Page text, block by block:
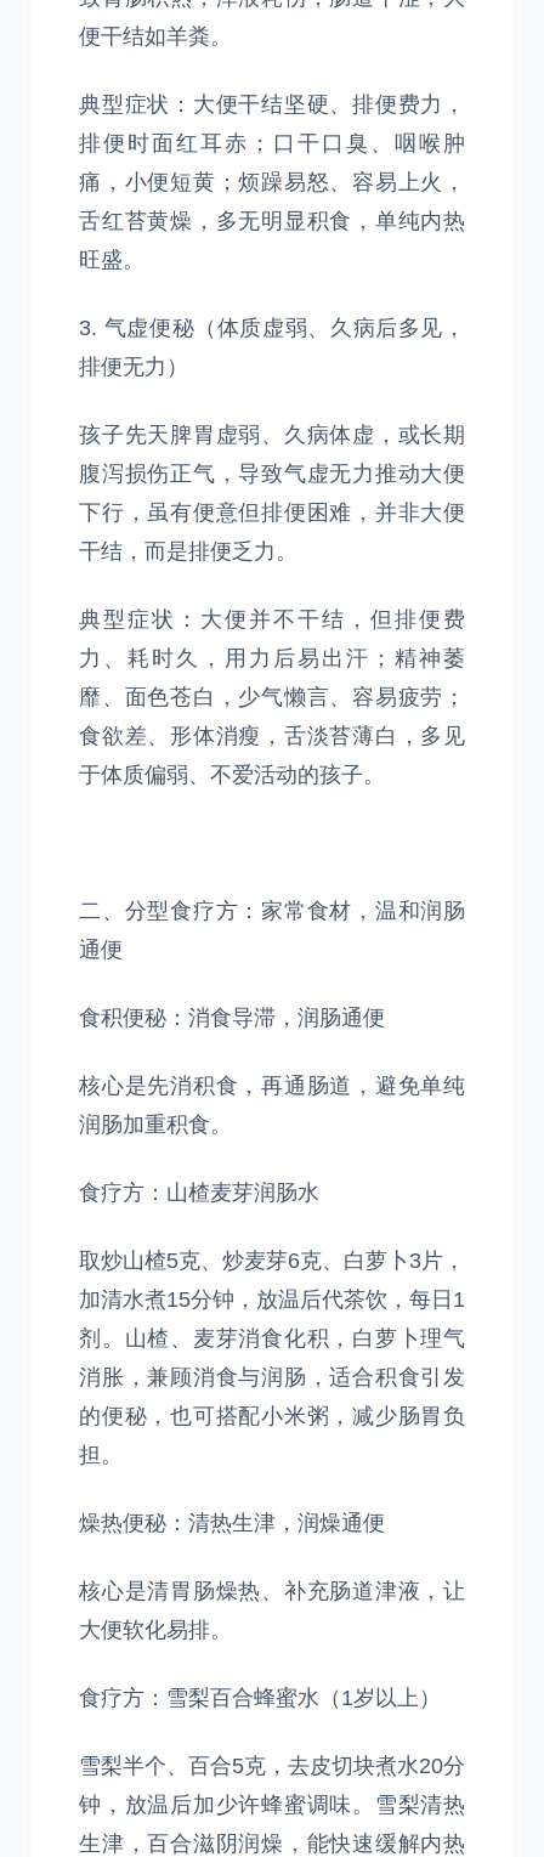
便干结如羊粪。
典型症状：大便干结坚硬、排便费力，
排便时面红耳赤；口干口臭、咽喉肿
痛，小便短黄；烦躁易怒、容易上火，
舌红苔黄燥，多无明显积食，单纯内热
旺盛。
3. 气虚便秘（体质虚弱、久病后多见，
排便无力）
孩子先天脾胃虚弱、久病体虚，或长期
腹泻损伤正气，导致气虚无力推动大便
下行，虽有便意但排便困难，并非大便
干结，而是排便乏力。
典型症状：大便并不干结，但排便费
力、耗时久，用力后易出汗；精神萎
靡、面色苍白，少气懒言、容易疲劳；
食欲差、形体消瘦，舌淡苔薄白，多见
于体质偏弱、不爱活动的孩子。
二、分型食疗方：家常食材，温和润肠
通便
食积便秘：消食导滞，润肠通便
核心是先消积食，再通肠道，避免单纯
润肠加重积食。
食疗方：山楂麦芽润肠水
取炒山楂5克、炒麦芽6克、白萝卜3片，
加清水煮15分钟，放温后代茶饮，每日1
剂。山楂、麦芽消食化积，白萝卜理气
消胀，兼顾消食与润肠，适合积食引发
的便秘，也可搭配小米粥，减少肠胃负
担。
燥热便秘：清热生津，润燥通便
核心是清胃肠燥热、补充肠道津液，让
大便软化易排。
食疗方：雪梨百合蜂蜜水（1岁以上）
雪梨半个、百合5克，去皮切块煮水20分
钟，放温后加少许蜂蜜调味。雪梨清热
生津，百合滋阴润燥，能快速缓解内热